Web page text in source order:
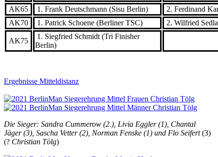
AK65 1. Frank Deutschmann (Sisu Berlin)
2. Ferdinand
AK70
1. Patrick Schoene (Berliner TSC) 2. Wilfried
AK75
1. Siegfried Schmidt (Tri Finisher
Berlin)
Ergebnisse Mitteldistanz
Die Sieger: Sandra Cummerow (2.), Livia Eggler (1), Chantal
Jäger (3), Sascha Vetter (2), Norman Fenske (1) und Flo Seifert(3)
(? Christian Tölg)